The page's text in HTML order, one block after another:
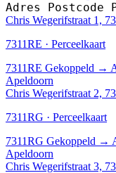
Adres Postcode
Chris Wegerifstraat 1,
7311RE · Perceelkaart
7311RE Gekoppeld →
Apeldoorn
Chris Wegerifstraat 2,
7311RG · Perceelkaart
7311RG Gekoppeld →
Apeldoorn
Chris Wegerifstraat 3,